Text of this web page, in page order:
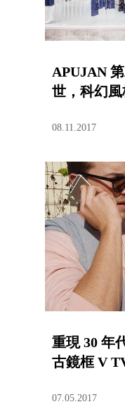
APUJAN
世，科幻
08.11.2017
重現 30 年
古鏡框 V
07.05.2017